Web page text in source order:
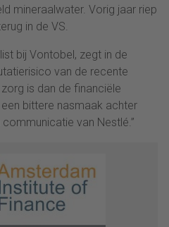
mineraalwater. Vorig jaar riep
in de VS.
bij Vontobel, zegt in de
van de recente
is dan de financiële
bittere nasmaak achter
van Nestlé.”